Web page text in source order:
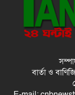
বার্তা ও